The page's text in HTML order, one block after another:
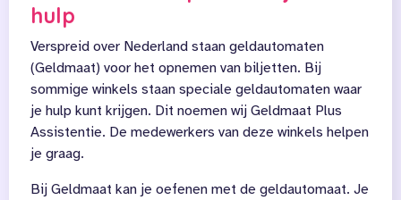
hulp
Verspreid over Nederland staan geldautomaten
(Geldmaat) voor het opnemen van biljetten. Bij
sommige winkels staan speciale geldautomaten waar
je hulp kunt krijgen. Dit noemen wij Geldmaat Plus
Assistentie. De medewerkers van deze winkels helpen
je graag.
Bij Geldmaat kan je oefenen met de geldautomaat. Je